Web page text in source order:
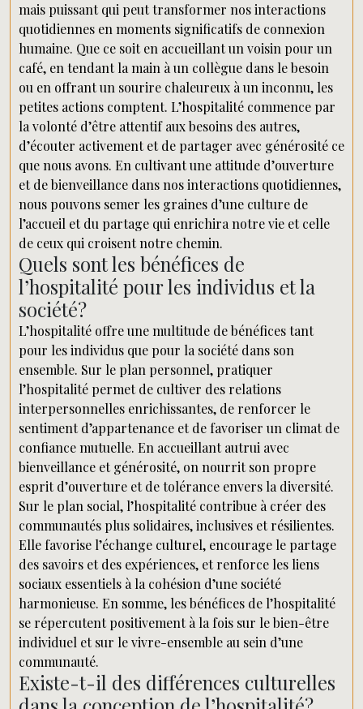
mais puissant qui peut transformer nos interactions
quotidiennes en moments significatifs de connexion
humaine. Que ce soit en accueillant un voisin pour un
café, en tendant la main à un collègue dans le besoin
ou en offrant un sourire chaleureux à un inconnu, les
petites actions comptent. L’hospitalité commence par
la volonté d’être attentif aux besoins des autres,
d’écouter activement et de partager avec générosité ce
que nous avons. En cultivant une attitude d’ouverture
et de bienveillance dans nos interactions quotidiennes,
nous pouvons semer les graines d’une culture de
l’accueil et du partage qui enrichira notre vie et celle
de ceux qui croisent notre chemin.
Quels sont les bénéfices de
l’hospitalité pour les individus et la
société?
L’hospitalité offre une multitude de bénéfices tant
pour les individus que pour la société dans son
ensemble. Sur le plan personnel, pratiquer
l’hospitalité permet de cultiver des relations
interpersonnelles enrichissantes, de renforcer le
sentiment d’appartenance et de favoriser un climat de
confiance mutuelle. En accueillant autrui avec
bienveillance et générosité, on nourrit son propre
esprit d’ouverture et de tolérance envers la diversité.
Sur le plan social, l’hospitalité contribue à créer des
communautés plus solidaires, inclusives et résilientes.
Elle favorise l’échange culturel, encourage le partage
des savoirs et des expériences, et renforce les liens
sociaux essentiels à la cohésion d’une société
harmonieuse. En somme, les bénéfices de l’hospitalité
se répercutent positivement à la fois sur le bien-être
individuel et sur le vivre-ensemble au sein d’une
communauté.
Existe-t-il des différences culturelles